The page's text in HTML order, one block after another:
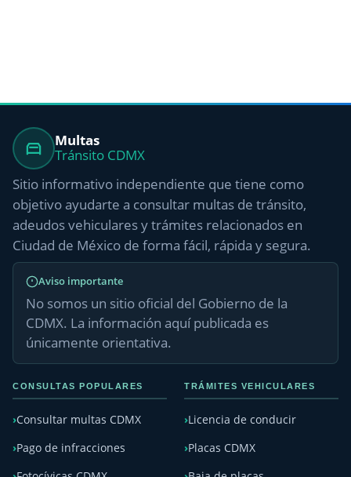
Multas
Tránsito CDMX
Sitio informativo independiente que tiene como
objetivo ayudarte a consultar multas de tránsito,
adeudos vehiculares y trámites relacionados en
Ciudad de México de forma fácil, rápida y segura.
Aviso importante
No somos un sitio oficial del Gobierno de la
CDMX. La información aquí publicada es
únicamente orientativa.
CONSULTAS POPULARES
Consultar multas CDMX
Pago de infracciones
TRÁMITES VEHICULARES
Licencia de conducir
Placas CDMX